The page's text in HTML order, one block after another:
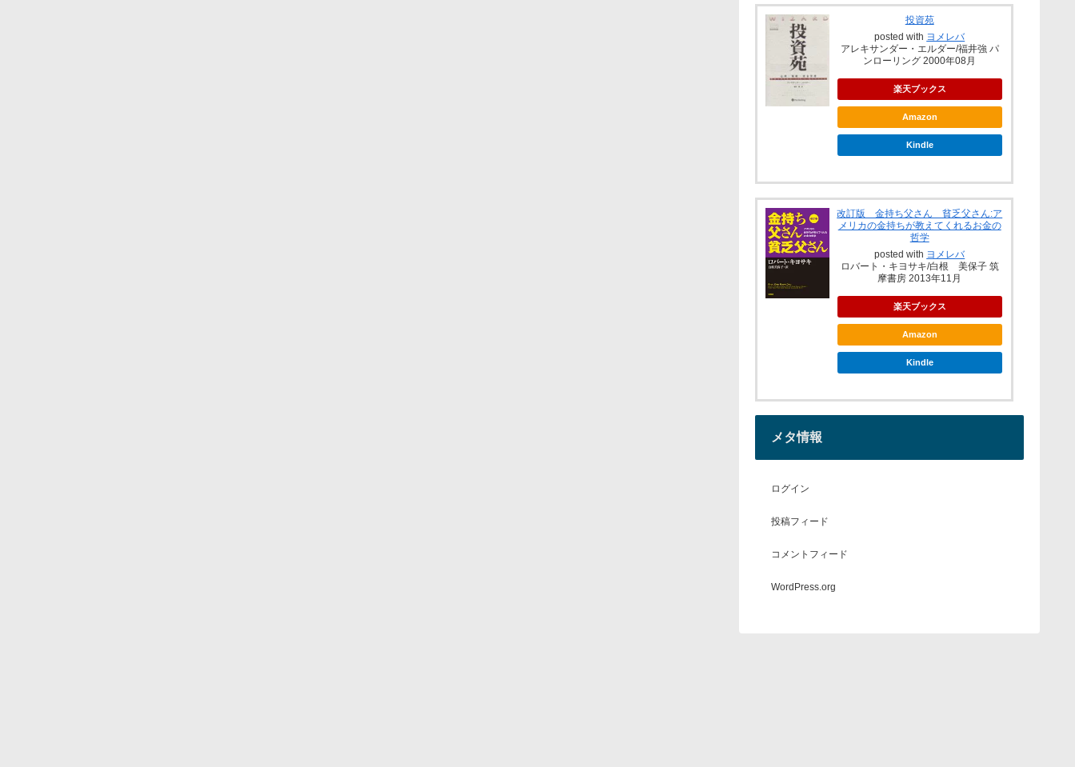
投資苑
posted with ヨメレバ
アレキサンダー・エルダー/福井強 パ
ンローリング 2000年08月
楽天ブックス
Amazon
Kindle
改訂版 金持ち父さん 貧乏父さん:ア
メリカの金持ちが教えてくれるお金の
哲学
posted with ヨメレバ
ロバート・キヨサキ/白根 美保子 筑
摩書房 2013年11月
楽天ブックス
Amazon
Kindle
メタ情報
ログイン
投稿フィード
コメントフィード
WordPress.org